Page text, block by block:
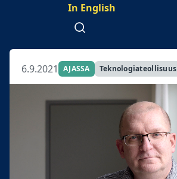
In English
Avaa haku
6.9.2021 AJASSA Teknologiateollisuus